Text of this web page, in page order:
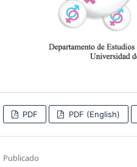
PDF PDF (English)
Publicado